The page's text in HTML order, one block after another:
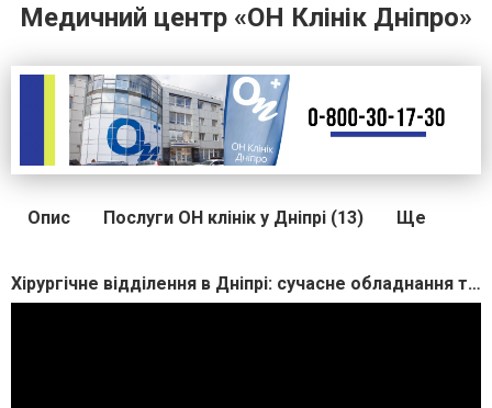
Медичний центр «ОН Клінік Дніпро»
Опис Послуги ОН клінік у Дніпрі (13) Ще
Хірургічне відділення в Дніпрі: сучасне обладнання та команда професіоналів!